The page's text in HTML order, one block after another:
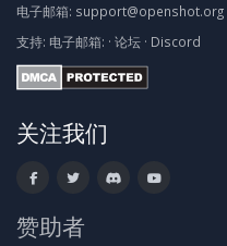
电子邮箱: support@openshot.org
支持: 电子邮箱: · 论坛 · Discord
关注我们
赞助者